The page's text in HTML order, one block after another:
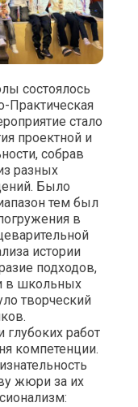
состоялось
Практическая
стало
проектной и
собрав
разных
Было
тем был
в
истории
подходов,
в школьных
творческий
глубоких работ
компетенции.
жюри за их